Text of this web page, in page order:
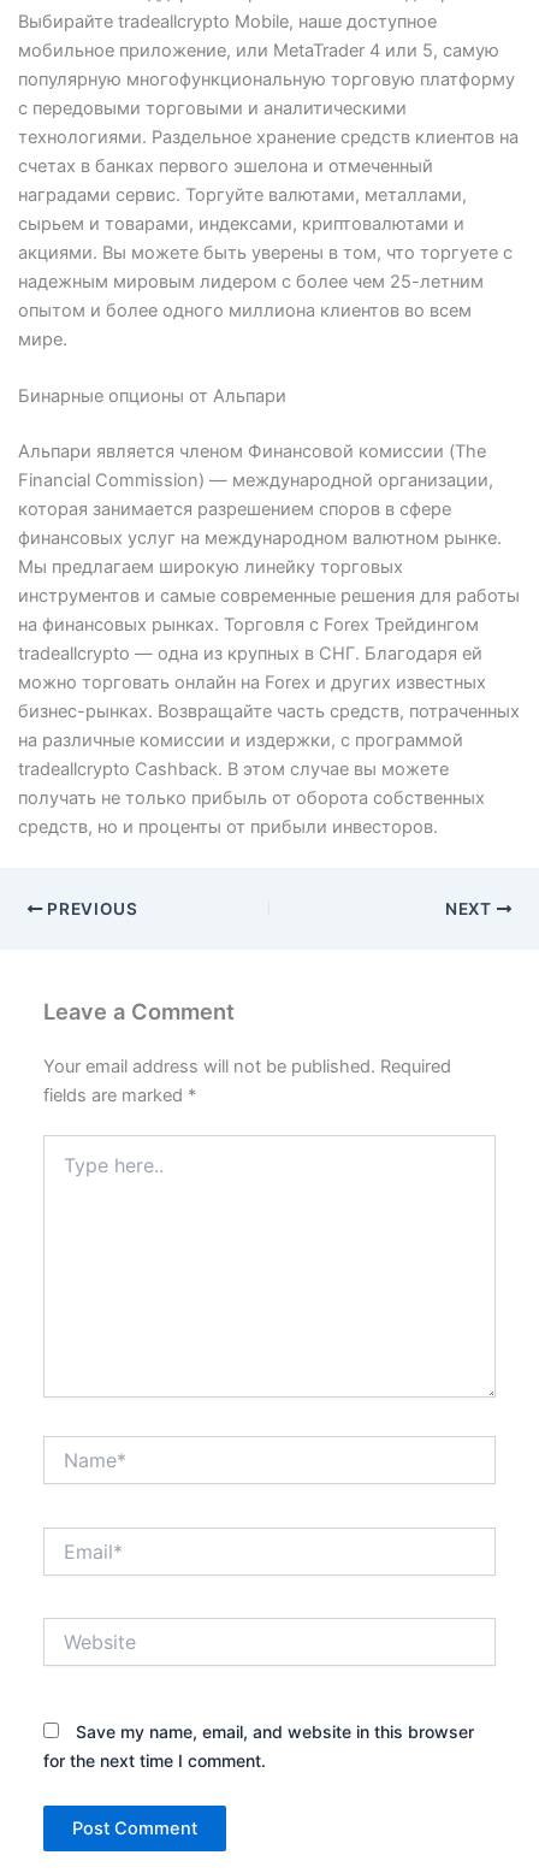
Выбирайте tradeallcrypto Mobile, наше доступное
мобильное приложение, или MetaTrader 4 или 5, самую
популярную многофункциональную торговую платформу
с передовыми торговыми и аналитическими
технологиями. Раздельное хранение средств клиентов на
счетах в банках первого эшелона и отмеченный
наградами сервис. Торгуйте валютами, металлами,
сырьем и товарами, индексами, криптовалютами и
акциями. Вы можете быть уверены в том, что торгуете с
надежным мировым лидером с более чем 25-летним
опытом и более одного миллиона клиентов во всем
мире.
Бинарные опционы от Альпари
Альпари является членом Финансовой комиссии (The
Financial Commission) — международной организации,
которая занимается разрешением споров в сфере
финансовых услуг на международном валютном рынке.
Мы предлагаем широкую линейку торговых
инструментов и самые современные решения для работы
на финансовых рынках. Торговля с Forex Трейдингом
tradeallcrypto — одна из крупных в СНГ. Благодаря ей
можно торговать онлайн на Forex и других известных
бизнес-рынках. Возвращайте часть средств, потраченных
на различные комиссии и издержки, с программой
tradeallcrypto Cashback. В этом случае вы можете
получать не только прибыль от оборота собственных
средств, но и проценты от прибыли инвесторов.
PREVIOUS NEXT
Leave a Comment
Your email address will not be published. Required
fields are marked *
here..
Save my name, email, and website in this browser
for the next time I comment.